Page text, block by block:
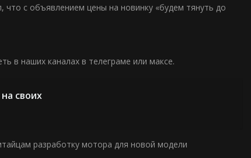
с объявлением цены на новинку «будем тянуть до
в наших каналах в телеграме или максе.
своих
разработку мотора для новой модели